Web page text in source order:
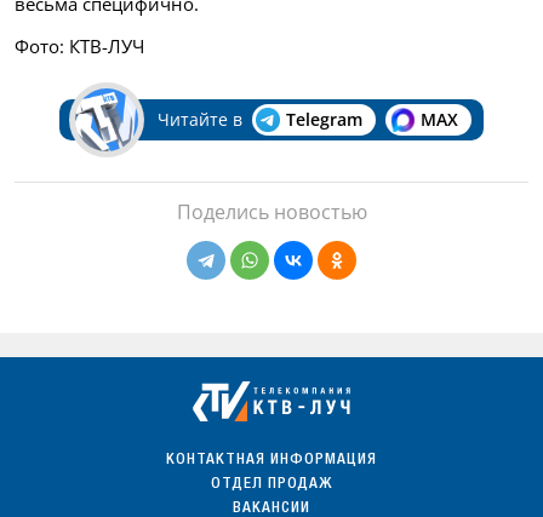
Фото: КТВ-ЛУЧ
Читайте в Telegram MAX
Поделись новостью
КОНТАКТНАЯ ИНФОРМАЦИЯ
ОТДЕЛ ПРОДАЖ
ВАКАНСИИ